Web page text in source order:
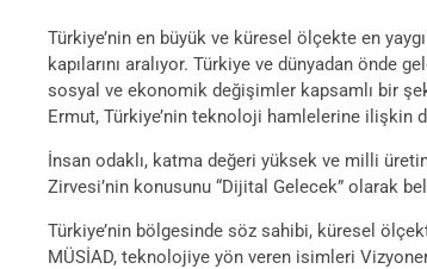
Türkiye’nin en büyük ve küresel ölçekte en
kapılarını aralıyor. Türkiye ve dünyadan
sosyal ve ekonomik değişimler kapsamlı bir
Ermut, Türkiye’nin teknoloji hamlelerine ilişkin
İnsan odaklı, katma değeri yüksek ve milli
Zirvesi’nin konusunu “Dijital Gelecek” olarak
Türkiye’nin bölgesinde söz sahibi, küresel
MÜSİAD, teknolojiye yön veren isimleri